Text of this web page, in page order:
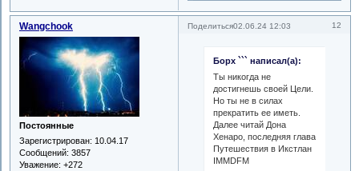
Поделиться 12
02.06.24 12:03
Wangchook
Постоянные
Зарегистрирован: 10.04.17
Сообщений: 3857
Уважение: +272
Борх ``` написал(а):
Ты никогда не
достигнешь своей Цели.
Но ты не в силах
прекратить ее иметь.
Далее читай Дона
Хенаро, последняя глава
Путешествия в Икстлан
IMMDFM